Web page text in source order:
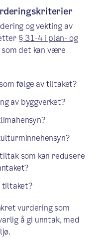
og vekting av
§ 31-4 i plan- og
det kan være
følge av tiltaket?
av byggverket?
som kan redusere
tiltaket?
vurdering som
å gi unntak, med